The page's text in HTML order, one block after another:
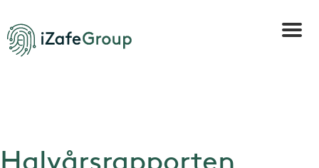
Halvårsrapporten